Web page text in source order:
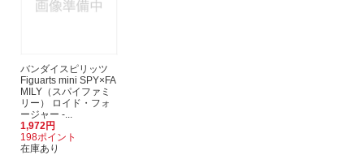
バンダイスピリッツ
Figuarts mini SPY×FA
MILY（スパイファミ
リー） ロイド・フォ
ージャー -...
1,972円
198ポイント
在庫あり